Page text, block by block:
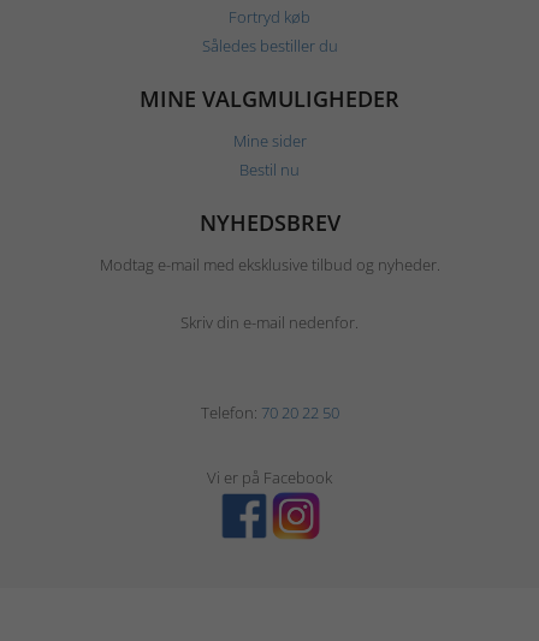
Fortryd køb
Således bestiller du
MINE VALGMULIGHEDER
Mine sider
Bestil nu
NYHEDSBREV
Modtag e-mail med eksklusive tilbud og nyheder.
Skriv din e-mail nedenfor.
Telefon: 70 20 22 50
Vi er på Facebook